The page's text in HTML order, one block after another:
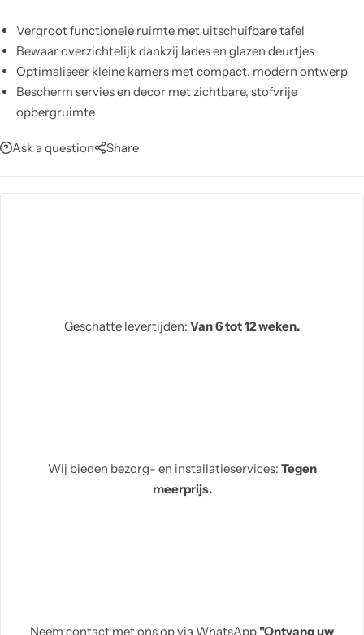
Vergroot functionele ruimte met uitschuifbare tafel
Bewaar overzichtelijk dankzij lades en glazen deurtjes
Optimaliseer kleine kamers met compact, modern ontwerp
Bescherm servies en decor met zichtbare, stofvrije
opbergruimte
afwerking
Ask a question Share
Geschatte levertijden: Van 6 tot 12 weken.
Wij bieden bezorg- en installatieservices: Tegen
meerprijs.
Neem contact met ons op via WhatsApp"Ontvang uw